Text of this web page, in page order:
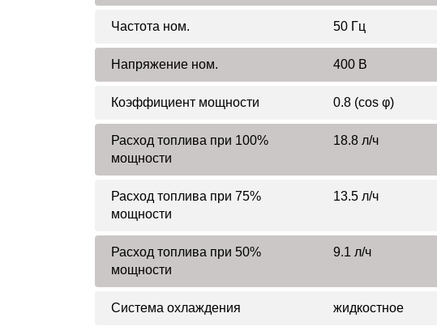
Частота ном. 50 Гц
Напряжение ном. 400 В
Коэффициент мощности 0.8 (cos φ)
Расход топлива при 100%
мощности
18.8 л/ч
Расход топлива при 75%
мощности
13.5 л/ч
Расход топлива при 50%
мощности
9.1 л/ч
Система охлаждения жидкостное